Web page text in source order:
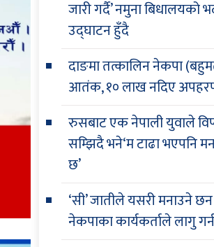
जारी गर्दै’ नमुना बिधालयको
उद्घाटन हुँदै
दाङमा तत्कालिन नेकपा
आतंक, १० लाख नदिए
रुसबाट एक नेपाली युवाले
सम्झिदै भने‘म टाढा भएपनि मन
छ’
‘सी’ जातीले यसरी मनाउने
नेकपाका कार्यकर्ताले लागु